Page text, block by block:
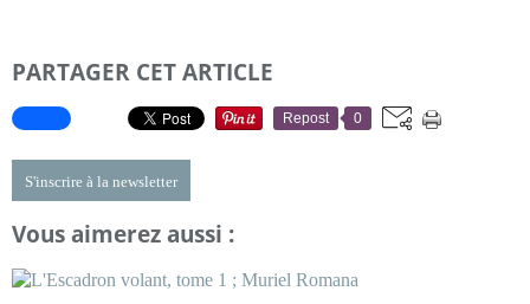
PARTAGER CET ARTICLE
Repost 0
S'inscrire à la newsletter
Vous aimerez aussi :